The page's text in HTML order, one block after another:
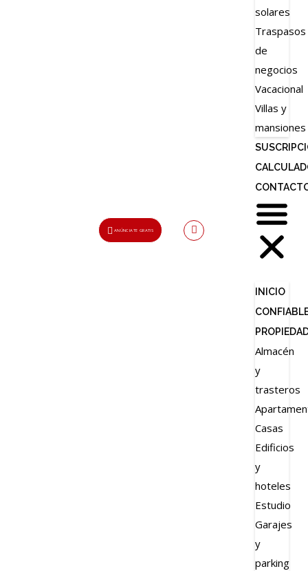
solares
Traspasos
de
negocios
Vacacional
Villas y
mansiones
INICIO
Almacén
y
trasteros
Casas
Edificios
y
hoteles
Estudio
Garajes
y
parking
ANÚNCIATE GRATIS